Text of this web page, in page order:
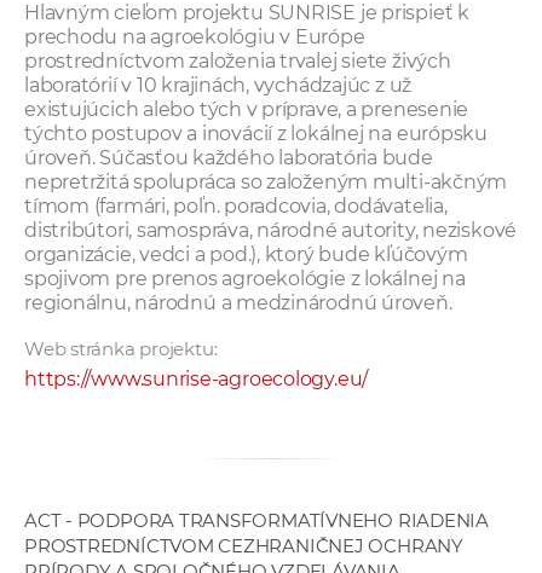
Hlavným cieľom projektu SUNRISE je prispieť k
prechodu na agroekológiu v Európe
prostredníctvom založenia trvalej siete živých
laboratórií v 10 krajinách, vychádzajúc z už
existujúcich alebo tých v príprave, a prenesenie
týchto postupov a inovácií z lokálnej na európsku
úroveň. Súčasťou každého laboratória bude
nepretržitá spolupráca so založeným multi-akčným
tímom (farmári, poľn. poradcovia, dodávatelia,
distribútori, samospráva, národné autority, neziskové
organizácie, vedci a pod.), ktorý bude kľúčovým
spojivom pre prenos agroekológie z lokálnej na
regionálnu, národnú a medzinárodnú úroveň.
Web stránka projektu:
https://www.sunrise-agroecology.eu/
ACT - PODPORA TRANSFORMATÍVNEHO RIADENIA
PROSTREDNÍCTVOM CEZHRANIČNEJ OCHRANY